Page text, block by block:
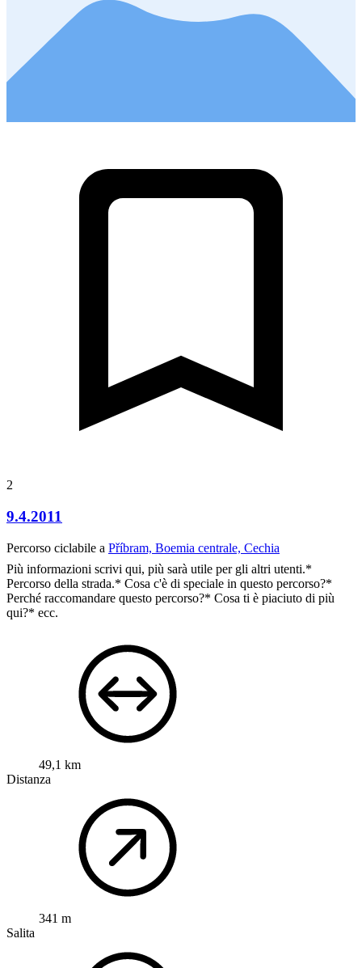
2
9.4.2011
Percorso ciclabile a Příbram, Boemia centrale, Cechia
Più informazioni scrivi qui, più sarà utile per gli altri utenti.*
Percorso della strada.* Cosa c'è di speciale in questo percorso?*
Perché raccomandare questo percorso?* Cosa ti è piaciuto di più
qui?* ecc.
49,1 km
Distanza
341 m
Salita